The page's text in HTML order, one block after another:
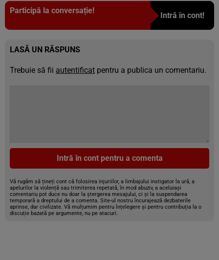
Participă la conversație!
Intră în cont!
LASĂ UN RĂSPUNS
Trebuie să fii autentificat pentru a publica un comentariu.
Intră în cont pentru a comenta
Vă rugăm să țineți cont că folosirea injuriilor, a limbajului instigator la ură, a
apelurilor la violență sau trimiterea repetată, în mod abuziv, a aceluiași
comentariu pot duce nu doar la ștergerea mesajului, ci și la suspendarea
temporară a dreptului de a comenta. Site-ul nostru încurajează dezbaterile
aprinse, dar civilizate. Vă mulțumim pentru înțelegere și pentru contribuția la o
discuție bazată pe argumente, nu pe atacuri.